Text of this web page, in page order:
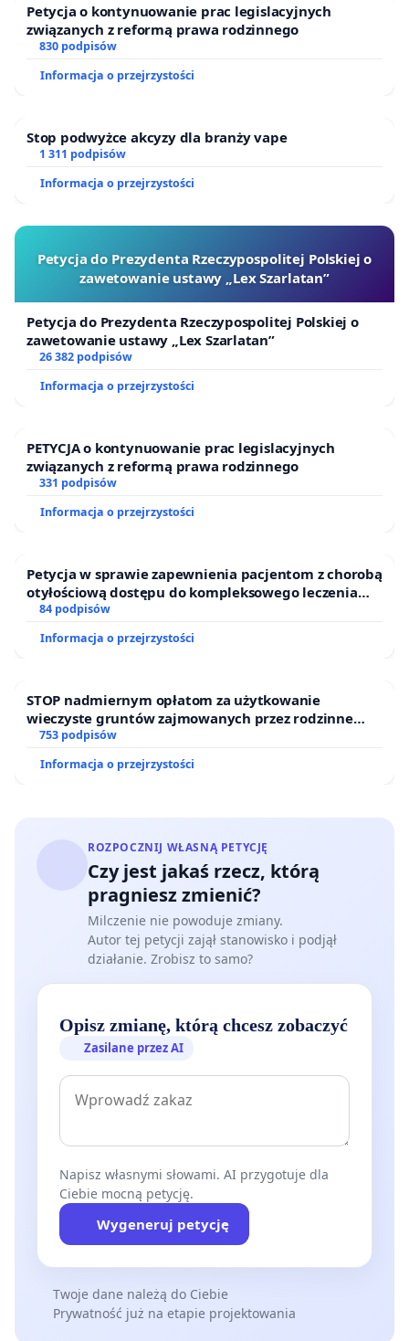
Petycja o kontynuowanie prac legislacyjnych
związanych z reformą prawa rodzinnego
830 podpisów
Informacja o przejrzystości
Stop podwyżce akcyzy dla branży vape
1 311 podpisów
Informacja o przejrzystości
Petycja do Prezydenta Rzeczypospolitej Polskiej o
zawetowanie ustawy „Lex Szarlatan”
Petycja do Prezydenta Rzeczypospolitej Polskiej o
zawetowanie ustawy „Lex Szarlatan”
26 382 podpisów
Informacja o przejrzystości
PETYCJA o kontynuowanie prac legislacyjnych
związanych z reformą prawa rodzinnego
331 podpisów
Informacja o przejrzystości
Petycja w sprawie zapewnienia pacjentom z chorobą
otyłościową dostępu do kompleksowego leczenia
oraz programów profilaktycznych.
84 podpisów
Informacja o przejrzystości
STOP nadmiernym opłatom za użytkowanie
wieczyste gruntów zajmowanych przez rodzinne
ogrody działkowe.
753 podpisów
Informacja o przejrzystości
ROZPOCZNIJ WŁASNĄ PETYCJĘ
Czy jest jakaś rzecz, którą
pragniesz zmienić?
Milczenie nie powoduje zmiany.
Autor tej petycji zajął stanowisko i podjął
działanie. Zrobisz to samo?
Opisz zmianę, którą chcesz zobaczyć
Zasilane przez AI
Napisz własnymi słowami. AI przygotuje dla
Ciebie mocną petycję.
Wygeneruj petycję
Twoje dane należą do Ciebie
Prywatność już na etapie projektowania